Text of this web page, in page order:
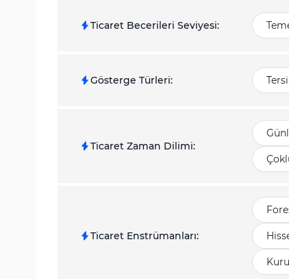
Ticaret Becerileri Seviyesi:
Gösterge Türleri:
Ticaret Zaman Dilimi:
Ticaret Enstrümanları: